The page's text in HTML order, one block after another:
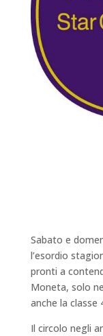
Sabato e
l’esordio
pronti a
Moneta, solo
anche la classe
Il circolo negli